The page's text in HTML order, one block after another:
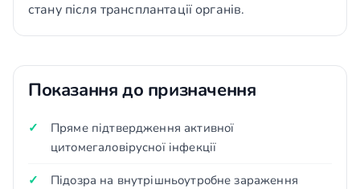
стану після трансплантації органів.
Показання до призначення
Пряме підтвердження активної
цитомегаловірусної інфекції
Підозра на внутрішньоутробне зараження